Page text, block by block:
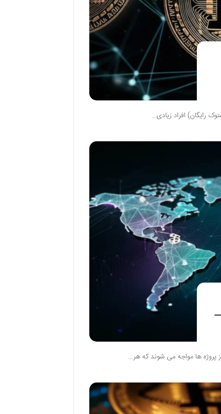
پروژه ها مواجه می شوند که هر…